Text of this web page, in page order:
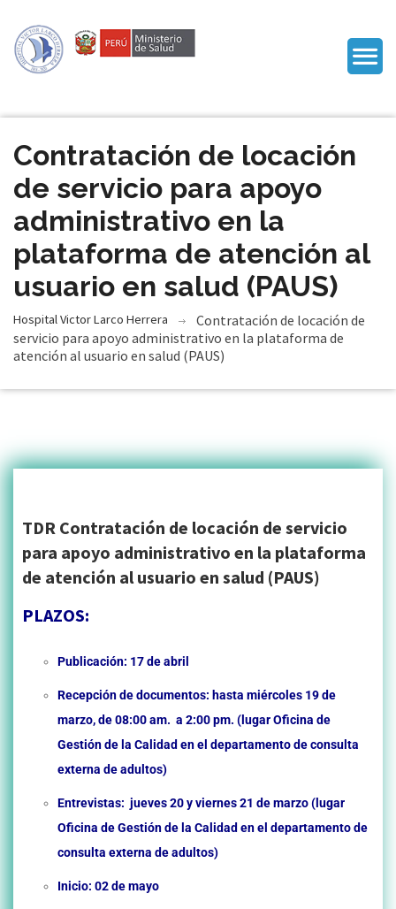
Contratación de locación
de servicio para apoyo
administrativo en la
plataforma de atención al
usuario en salud (PAUS)
Hospital Victor Larco Herrera
Contratación de locación de
servicio para apoyo administrativo en la plataforma de
atención al usuario en salud (PAUS)
TDR Contratación de locación de servicio
para apoyo administrativo en la plataforma
de atención al usuario en salud (PAUS)
PLAZOS:
Publicación: 17 de abril
Recepción de documentos: hasta miércoles 19 de
marzo, de 08:00 am. a 2:00 pm. (lugar Oficina de
Gestión de la Calidad en el departamento de consulta
externa de adultos)
Entrevistas: jueves 20 y viernes 21 de marzo (lugar
Oficina de Gestión de la Calidad en el departamento de
consulta externa de adultos)
Inicio: 02 de mayo